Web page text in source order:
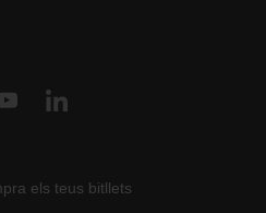
els teus bitllets